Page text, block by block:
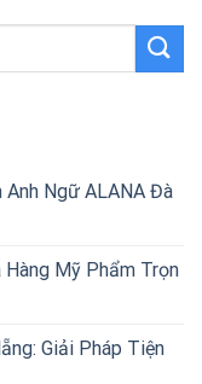
Anh Ngữ ALANA Đà
Mỹ Phẩm Trọn
Giải Pháp Tiện